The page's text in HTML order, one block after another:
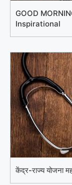
GOOD
Inspirational
केंद्र-राज्य योजना